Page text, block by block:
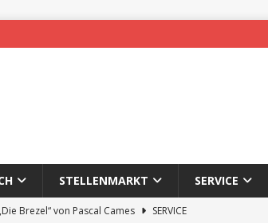
STELLENMARKT SERVICE
Brezel“ von Pascal Cames
SERVICE